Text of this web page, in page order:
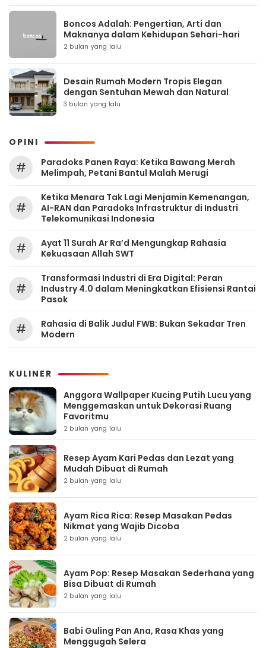
Boncos Adalah: Pengertian, Arti dan
Maknanya dalam Kehidupan Sehari-hari
2 bulan yang lalu
Desain Rumah Modern Tropis Elegan
dengan Sentuhan Mewah dan Natural
3 bulan yang lalu
OPINI
#
Paradoks Panen Raya: Ketika Bawang Merah
Melimpah, Petani Bantul Malah Merugi
#
Ketika Menara Tak Lagi Menjamin Kemenangan,
AI-RAN dan Paradoks Infrastruktur di Industri
Telekomunikasi Indonesia
#
Ayat 11 Surah Ar Ra’d Mengungkap Rahasia
Kekuasaan Allah SWT
#
Transformasi Industri di Era Digital: Peran
Industry 4.0 dalam Meningkatkan Efisiensi Rantai
Pasok
#
Rahasia di Balik Judul FWB: Bukan Sekadar Tren
Modern
KULINER
Anggora Wallpaper Kucing Putih Lucu yang
Menggemaskan untuk Dekorasi Ruang
Favoritmu
2 bulan yang lalu
Resep Ayam Kari Pedas dan Lezat yang
Mudah Dibuat di Rumah
2 bulan yang lalu
Ayam Rica Rica: Resep Masakan Pedas
Nikmat yang Wajib Dicoba
2 bulan yang lalu
Ayam Pop: Resep Masakan Sederhana yang
Bisa Dibuat di Rumah
2 bulan yang lalu
Babi Guling Pan Ana, Rasa Khas yang
Menggugah Selera